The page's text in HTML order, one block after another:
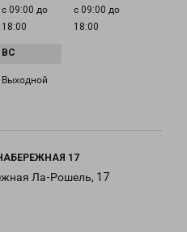
с 09:00 до
18:00
с 09:00 до
18:00
Выходной
17
Ла-Рошель, 17